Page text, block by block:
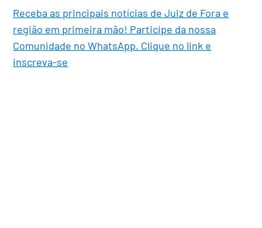
Receba as principais notícias de Juiz de Fora e
região em primeira mão! Participe da nossa
Comunidade no WhatsApp. Clique no link e
inscreva-se